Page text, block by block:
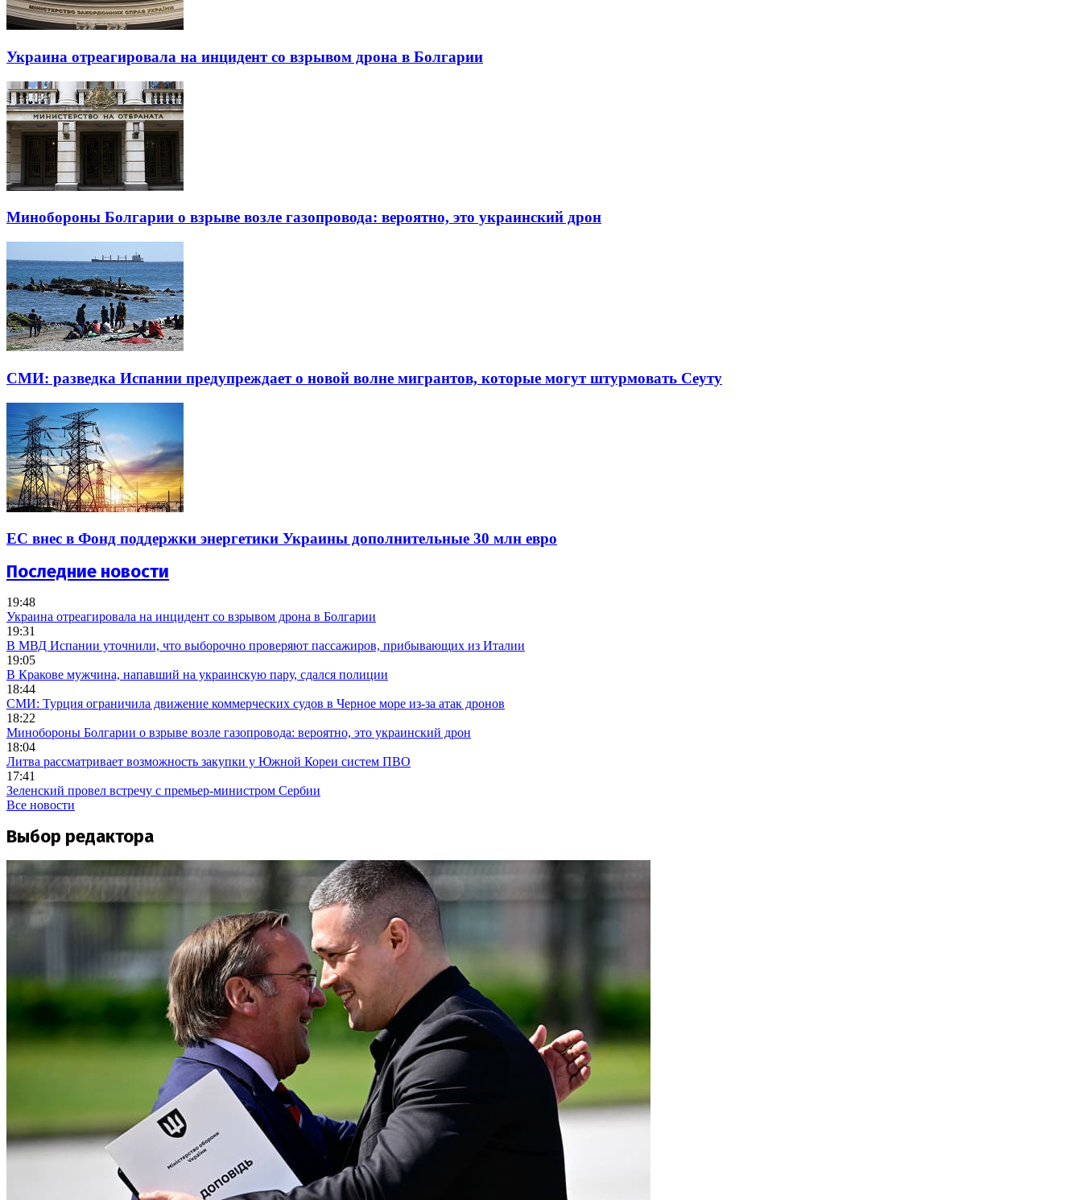
Украина отреагировала на инцидент со взрывом дрона в Болгарии
Минобороны Болгарии о взрыве возле газопровода: вероятно, это украинский дрон
СМИ: разведка Испании предупреждает о новой волне мигрантов, которые могут штурмовать Сеуту
ЕС внес в Фонд поддержки энергетики Украины дополнительные 30 млн евро
Последние новости
19:48
Украина отреагировала на инцидент со взрывом дрона в Болгарии
19:31
В МВД Испании уточнили, что выборочно проверяют пассажиров, прибывающих из Италии
19:05
В Кракове мужчина, напавший на украинскую пару, сдался полиции
18:44
СМИ: Турция ограничила движение коммерческих судов в Черное море из-за атак дронов
18:22
Минобороны Болгарии о взрыве возле газопровода: вероятно, это украинский дрон
18:04
Литва рассматривает возможность закупки у Южной Кореи систем ПВО
17:41
Зеленский провел встречу с премьер-министром Сербии
Все новости
Выбор редактора